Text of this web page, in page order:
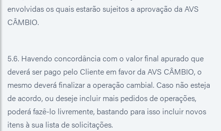
envolvidas os quais estarão sujeitos a aprovação da AVS
CÂMBIO.
5.6. Havendo concordância com o valor final apurado que
deverá ser pago pelo Cliente em favor da AVS CÂMBIO, o
mesmo deverá finalizar a operação cambial. Caso não esteja
de acordo, ou deseje incluir mais pedidos de operações,
poderá fazê-lo livremente, bastando para isso incluir novos
itens à sua lista de solicitações.